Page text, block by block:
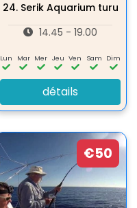
24. Serik Aquarium turu
14.45 - 19.00
Lun Mar Mer Jeu Ven Sam Dim
détails
€50